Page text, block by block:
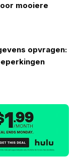
mooiere
opvragen: